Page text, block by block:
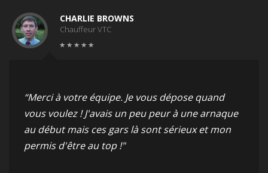
CHARLIE BROWNS
Chauffeur VTC
“Merci à votre équipe. Je vous dépose quand
vous voulez ! J'avais un peu peur à une arnaque
au début mais ces gars là sont sérieux et mon
permis d'être au top !"